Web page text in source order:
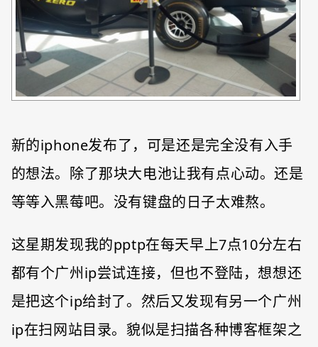
新的iphone发布了，可是还是完全没有入手
的想法。除了那块大电池让我有点心动。还是
等等入黑莓吧。没有键盘的日子太难熬。
这星期发现我的pptp在每天早上7点10分左右
都有个广州ip尝试连接，但也不登陆，想想还
是把这个ip给封了。然后又发现有另一个广州
ip在扫网站目录。貌似是扫描各种博客框架之